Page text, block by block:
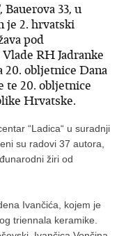
33, u
je 2. hrvatski
pod
RH Jadranke
20. obljetnice Dana
te 20. obljetnice
Hrvatske.
“Ladica“ u suradnji
su radovi 37 autora,
žiri od
Ivančića, kojem je
triennala keramike.